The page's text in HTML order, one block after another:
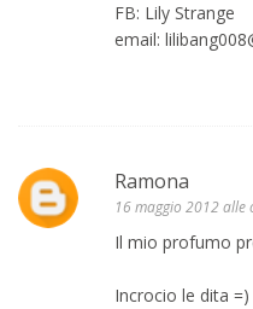
FB: Lily Strange
email:
Ramona
16 maggio 2012 alle
Il mio profumo
Incrocio le dita =)